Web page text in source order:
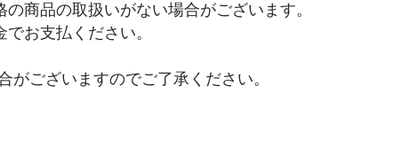
商品の取扱いがない場合がございます。
お支払ください。
がございますのでご了承ください。